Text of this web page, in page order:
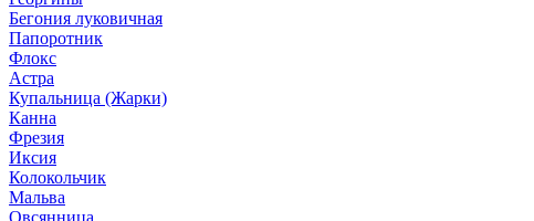
Бегония луковичная
Папоротник
Флокс
Астра
Купальница (Жарки)
Канна
Фрезия
Иксия
Колокольчик
Мальва
Овсянница